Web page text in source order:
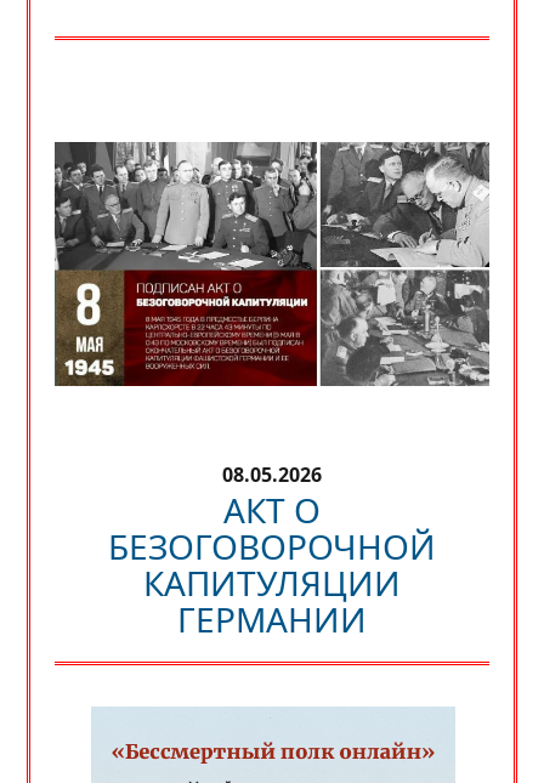
08.05.2026
АКТ О
БЕЗОГОВОРОЧНОЙ
КАПИТУЛЯЦИИ
ГЕРМАНИИ